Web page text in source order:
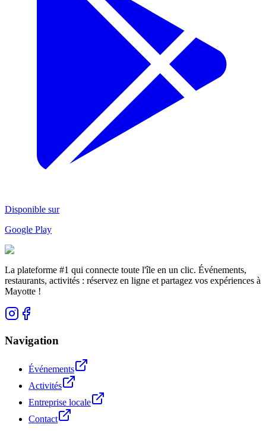
Disponible sur
Google Play
La plateforme #1 qui connecte toute l'île en un clic. Événements,
restaurants, activités : réservez en ligne et partagez vos expériences à
Mayotte !
Navigation
Événements
Activités
Entreprise locale
Contact